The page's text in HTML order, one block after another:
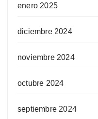
enero 2025
diciembre 2024
noviembre 2024
octubre 2024
septiembre 2024